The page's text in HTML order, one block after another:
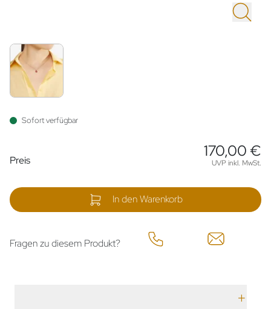
Sofort verfügbar
Preisinformationen
Preis
170,00 €
UVP inkl. MwSt.
In den Warenkorb
Fragen zu diesem Produkt?